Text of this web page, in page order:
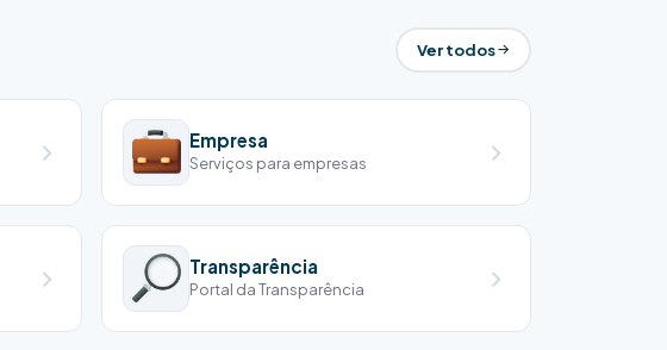
Ver todos
Empresa
Serviços para empresas
Transparência
Portal da Transparência